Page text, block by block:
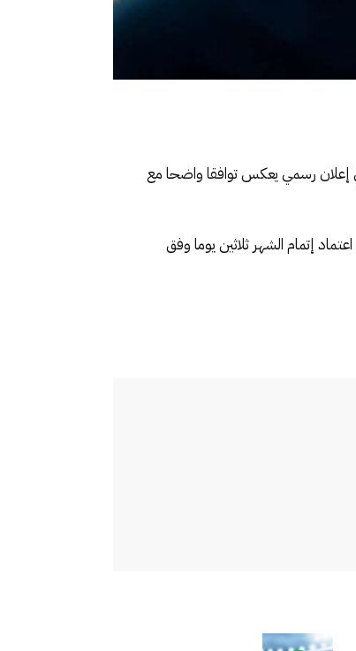
إعلان رسمي يعكس توافقا واضحا مع
إتمام الشهر ثلاثين يوما وفق